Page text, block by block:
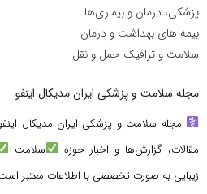
پزشکی، درمان و بیماری‌ها
بیمه های بهداشت و درمان
سلامت و ترافیک حمل و نقل
مجله سلامت و پزشکی ایران مدیکال اینفو
مجله سلامت و پزشکی ایران مدیکال
مقالات، گزارش‌ها و اخبار حوزه
سلامت
زیبایی به صورت تخصصی با اطلاعات معتبر